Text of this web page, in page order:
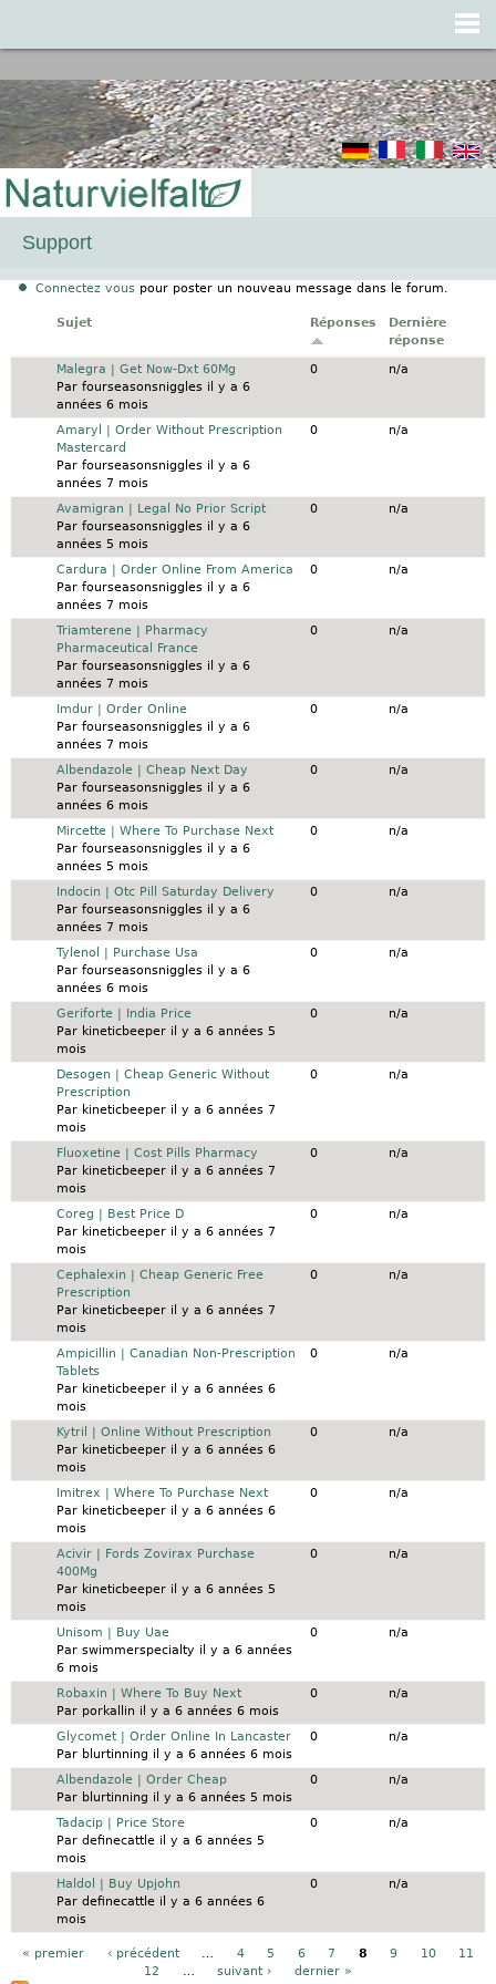
Support
Connectez vous pour poster un nouveau message dans le forum.
Sujet Réponses
Dernière
réponse
Sujet normalMalegra | Get Now-Dxt 60Mg
Par fourseasonsnigglesil y a 6
années 6 mois
0 n/a
Sujet normal
Amaryl | Order Without Prescription
Mastercard
Par fourseasonsnigglesil y a 6
années 7 mois
0 n/a
Sujet normal
Avamigran | Legal No Prior Script
Par fourseasonsnigglesil y a 6
années 5 mois
0 n/a
Sujet normal
Cardura | Order Online From America
Par fourseasonsnigglesil y a 6
années 7 mois
0 n/a
Sujet normal
Triamterene | Pharmacy
Pharmaceutical France
Par fourseasonsnigglesil y a 6
années 7 mois
0 n/a
Sujet normalImdur | Order Online
Par fourseasonsnigglesil y a 6
années 7 mois
0 n/a
Sujet normal
Albendazole | Cheap Next Day
Par fourseasonsnigglesil y a 6
années 6 mois
0 n/a
Sujet normalMircette | Where To Purchase Next
Par fourseasonsnigglesil y a 6
années 5 mois
0 n/a
Sujet normalIndocin | Otc Pill Saturday Delivery
Par fourseasonsnigglesil y a 6
années 7 mois
0 n/a
Sujet normal
Tylenol | Purchase Usa
Par fourseasonsnigglesil y a 6
années 6 mois
0 n/a
Sujet normal
Geriforte | India Price
Par kineticbeeperil y a 6 années 5
mois
0 n/a
Sujet normalDesogen | Cheap Generic Without
Prescription
Par kineticbeeperil y a 6 années 7
mois
0 n/a
Sujet normalFluoxetine | Cost Pills Pharmacy
Par kineticbeeperil y a 6 années 7
mois
0 n/a
Sujet normalCoreg | Best Price D
Par kineticbeeperil y a 6 années 7
mois
0 n/a
Sujet normal
Cephalexin | Cheap Generic Free
Prescription
Par kineticbeeperil y a 6 années 7
mois
0 n/a
Sujet normal
Ampicillin | Canadian Non-Prescription
Tablets
Par kineticbeeperil y a 6 années 6
mois
0 n/a
Sujet normalKytril | Online Without Prescription
Par kineticbeeperil y a 6 années 6
mois
0 n/a
Sujet normalImitrex | Where To Purchase Next
Par kineticbeeperil y a 6 années 6
mois
0 n/a
Sujet normalAcivir | Fords Zovirax Purchase
400Mg
Par kineticbeeperil y a 6 années 5
mois
0 n/a
Sujet normal
Unisom | Buy Uae
Par swimmerspecialty il y a 6 années
6 mois
0 n/a
Sujet normalRobaxin | Where To Buy Next
Par porkallin il y a 6 années 6 mois
0 n/a
Sujet normal
Glycomet | Order Online In Lancaster
Par blurtinning il y a 6 années 6 mois
0 n/a
Sujet normal
Albendazole | Order Cheap
Par blurtinning il y a 6 années 5 mois
0 n/a
Sujet normal
Tadacip | Price Store
Par definecattleil y a 6 années 5
mois
0 n/a
Sujet normalHaldol | Buy Upjohn
Par definecattleil y a 6 années 6
mois
0 n/a
Pages
« premier ‹ précédent … 4 5 6 7 8 9 10
11
12
… suivant › dernier »